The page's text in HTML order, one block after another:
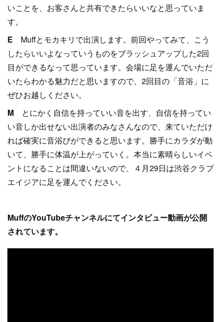
いことを、お客さんと共有できたらいいなと思っていま
す。
E Muffとモカキリで出演します。前回やってみて、こう
したらいいよなっていうものをブラッシュアップした2回
目ができるなって思っています。会場に足を運んでいただ
いたらわかる魅力だと思いますので、2回目の「音浴」に
ぜひお越しください。
M とにかく自信を持っていい音を出す、自信を持ってい
い音しか出せない出演者のみなさんなので、来ていただけ
れば確実に音浴びができると思います。勝手にカラダが動
いて、勝手に体温が上がっていく。本当に素晴らしいイベ
ントになることは間違いないので、４月29日は渋谷クラブ
エイジアに足を運んでください。
MuffのYouTubeチャンネルにてインタビュー動画が公開
されています。